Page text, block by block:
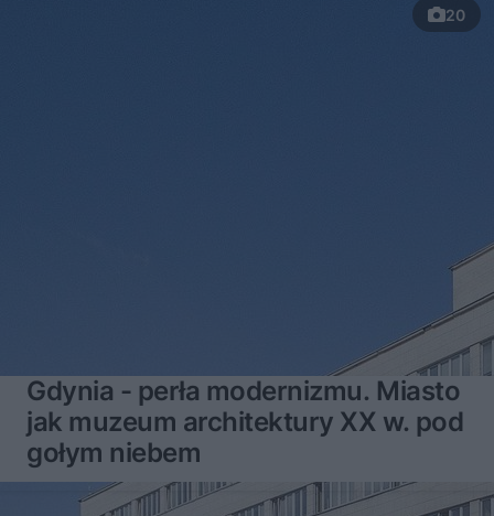
20
Gdynia - perła modernizmu. Miasto
jak muzeum architektury XX w. pod
gołym niebem